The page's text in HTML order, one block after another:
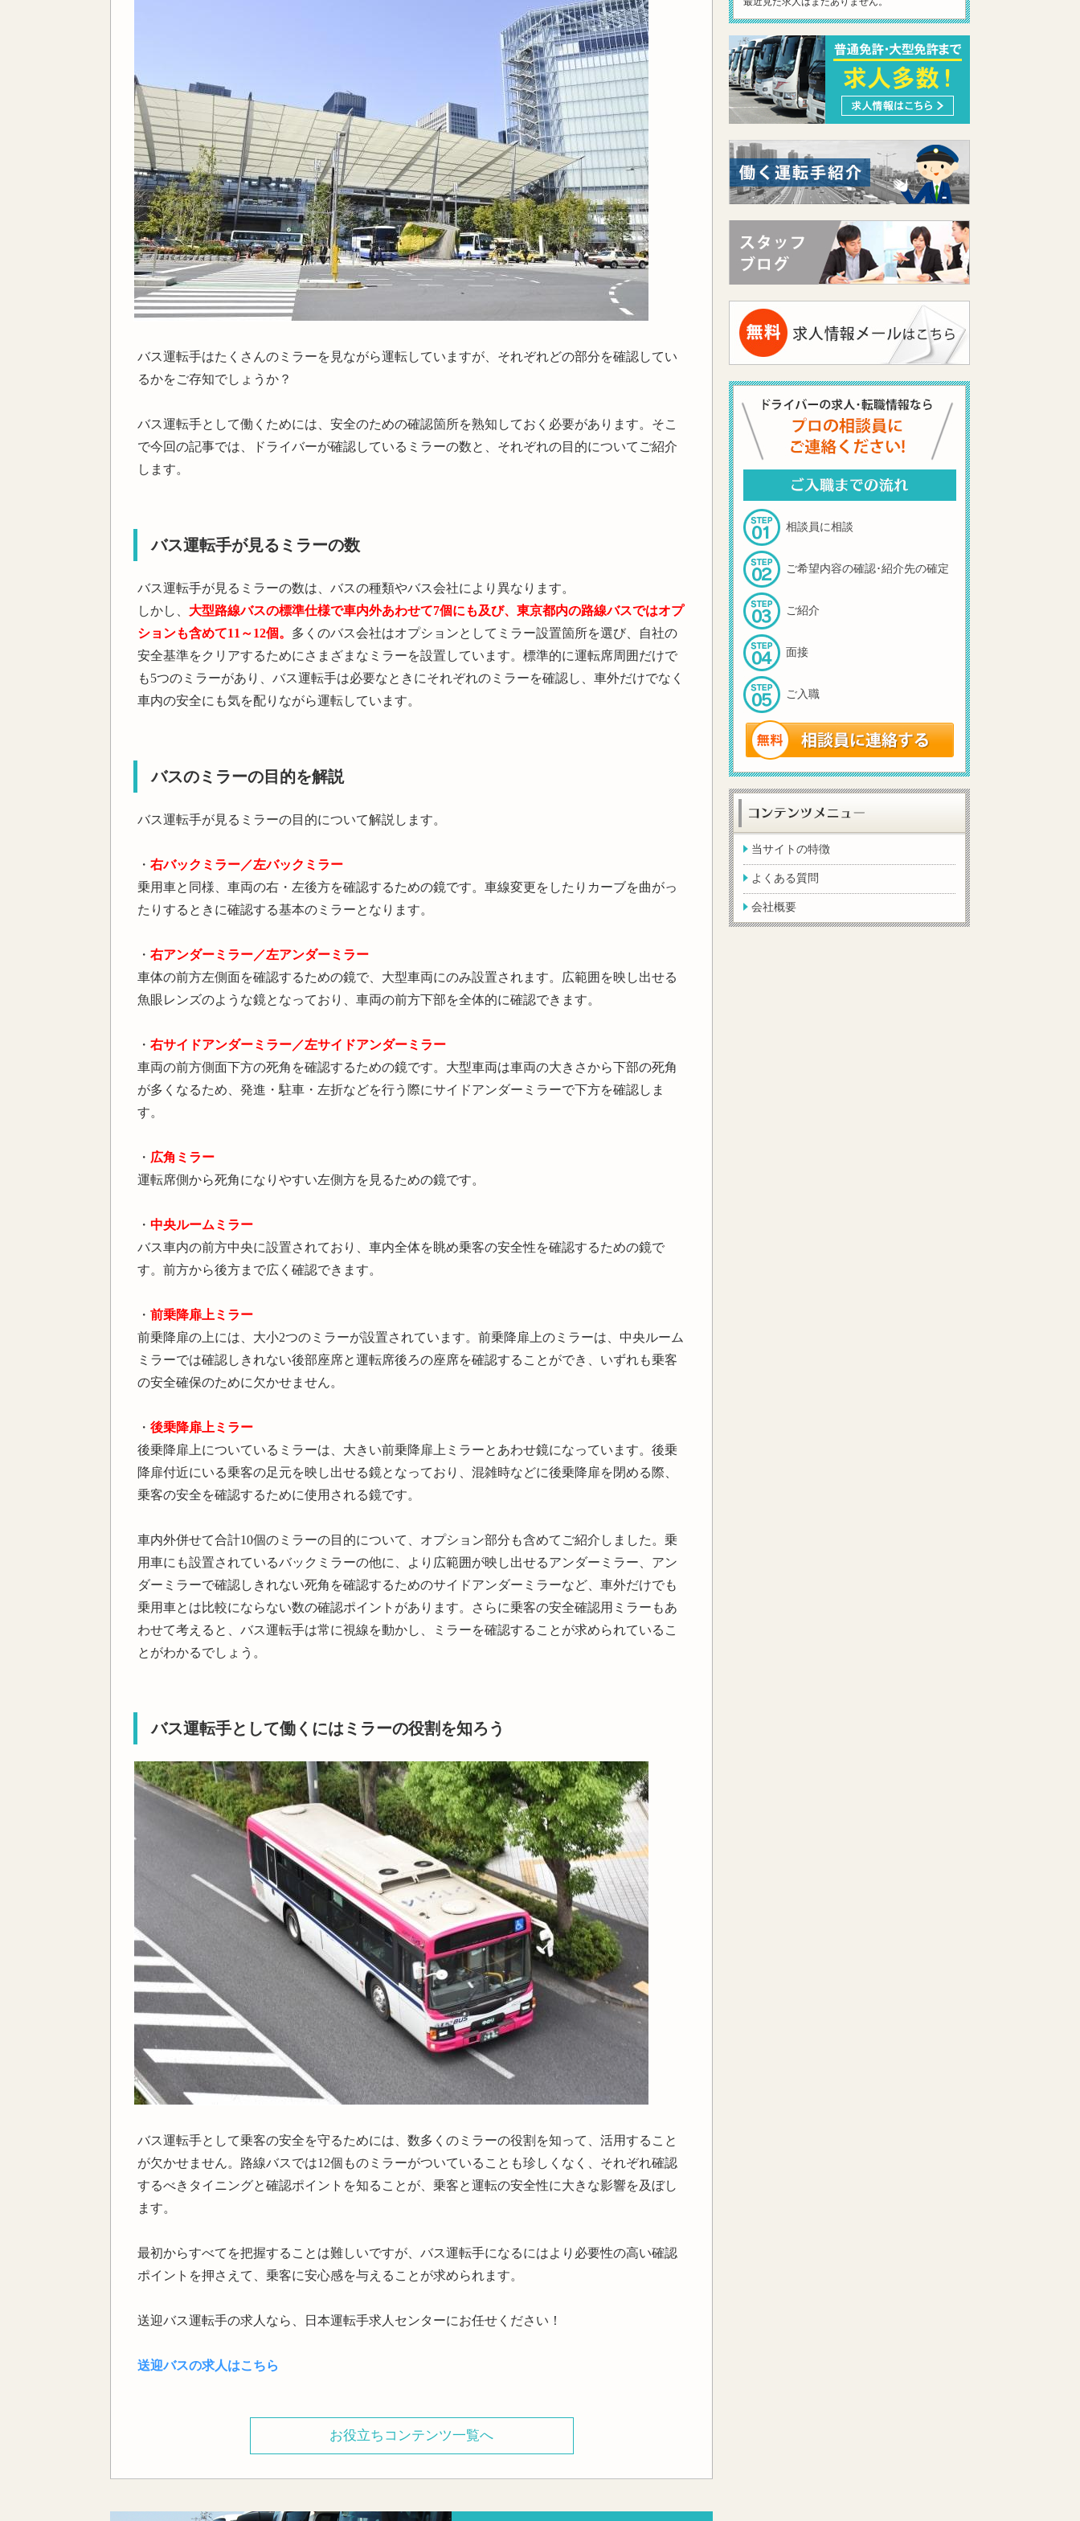
バス運転手はたくさんのミラーを見ながら運転していますが、それぞれどの部分を確認してい
るかをご存知でしょうか？
バス運転手として働くためには、安全のための確認箇所を熟知しておく必要があります。そこ
で今回の記事では、ドライバーが確認しているミラーの数と、それぞれの目的についてご紹介
します。
バス運転手が見るミラーの数
バス運転手が見るミラーの数は、バスの種類やバス会社により異なります。
しかし、 大型路線バスの標準仕様で車内外あわせて7個にも及び、東京都内の路線バスではオプ
ションも含めて11～12個。 多くのバス会社はオプションとしてミラー設置箇所を選び、自社の
安全基準をクリアするためにさまざまなミラーを設置しています。標準的に運転席周囲だけで
も5つのミラーがあり、バス運転手は必要なときにそれぞれのミラーを確認し、車外だけでなく
車内の安全にも気を配りながら運転しています。
バスのミラーの目的を解説
バス運転手が見るミラーの目的について解説します。
・ 右バックミラー／左バックミラー
乗用車と同様、車両の右・左後方を確認するための鏡です。車線変更をしたりカーブを曲がっ
たりするときに確認する基本のミラーとなります。
・ 右アンダーミラー／左アンダーミラー
車体の前方左側面を確認するための鏡で、大型車両にのみ設置されます。広範囲を映し出せる
魚眼レンズのような鏡となっており、車両の前方下部を全体的に確認できます。
・ 右サイドアンダーミラー／左サイドアンダーミラー
車両の前方側面下方の死角を確認するための鏡です。大型車両は車両の大きさから下部の死角
が多くなるため、発進・駐車・左折などを行う際にサイドアンダーミラーで下方を確認しま
す。
・ 広角ミラー
運転席側から死角になりやすい左側方を見るための鏡です。
・ 中央ルームミラー
バス車内の前方中央に設置されており、車内全体を眺め乗客の安全性を確認するための鏡で
す。前方から後方まで広く確認できます。
・ 前乗降扉上ミラー
前乗降扉の上には、大小2つのミラーが設置されています。前乗降扉上のミラーは、中央ルーム
ミラーでは確認しきれない後部座席と運転席後ろの座席を確認することができ、いずれも乗客
の安全確保のために欠かせません。
・ 後乗降扉上ミラー
後乗降扉上についているミラーは、大きい前乗降扉上ミラーとあわせ鏡になっています。後乗
降扉付近にいる乗客の足元を映し出せる鏡となっており、混雑時などに後乗降扉を閉める際、
乗客の安全を確認するために使用される鏡です。
車内外併せて合計10個のミラーの目的について、オプション部分も含めてご紹介しました。乗
用車にも設置されているバックミラーの他に、より広範囲が映し出せるアンダーミラー、アン
ダーミラーで確認しきれない死角を確認するためのサイドアンダーミラーなど、車外だけでも
乗用車とは比較にならない数の確認ポイントがあります。さらに乗客の安全確認用ミラーもあ
わせて考えると、バス運転手は常に視線を動かし、ミラーを確認することが求められているこ
とがわかるでしょう。
バス運転手として働くにはミラーの役割を知ろう
バス運転手として乗客の安全を守るためには、数多くのミラーの役割を知って、活用すること
が欠かせません。路線バスでは12個ものミラーがついていることも珍しくなく、それぞれ確認
するべきタイニングと確認ポイントを知ることが、乗客と運転の安全性に大きな影響を及ぼし
ます。
最初からすべてを把握することは難しいですが、バス運転手になるにはより必要性の高い確認
ポイントを押さえて、乗客に安心感を与えることが求められます。
送迎バス運転手の求人なら、日本運転手求人センターにお任せください！
送迎バスの求人はこちら
お役立ちコンテンツ一覧へ
相談員に相談
ご希望内容の確認･紹介先の確定
ご紹介
面接
ご入職
当サイトの特徴
よくある質問
会社概要